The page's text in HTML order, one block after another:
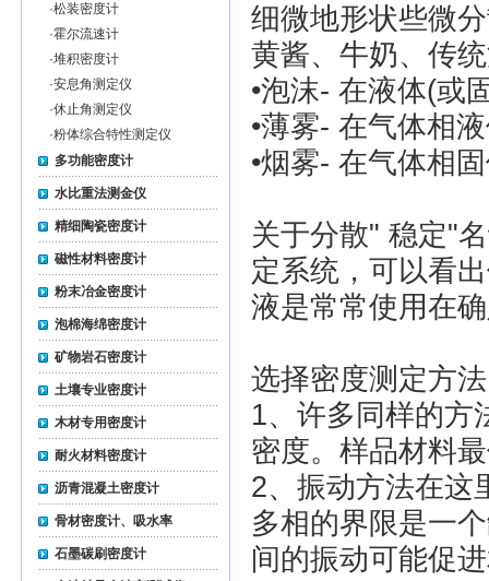
·松装密度计
·霍尔流速计
·堆积密度计
·安息角测定仪
·休止角测定仪
·粉体综合特性测定仪
多功能密度计
水比重法测金仪
精细陶瓷密度计
磁性材料密度计
粉末冶金密度计
泡棉海绵密度计
矿物岩石密度计
土壤专业密度计
木材专用密度计
耐火材料密度计
沥青混凝土密度计
骨材密度计、吸水率
石墨碳刷密度计
细微地形状些微
黄酱、牛奶、传
•泡沫- 在液体(或
•薄雾- 在气体相
•烟雾- 在气体相
关于分散" 稳定"
定系统，可以看
液是常常使用在
选择密度测定方
1、许多同样的方
密度。样品材料
2、振动方法在这
多相的界限是一
间的振动可能促